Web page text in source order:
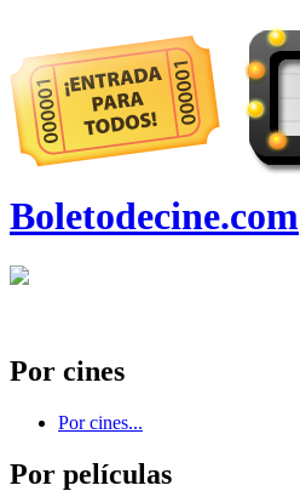
Boletodecine.com
Por cines
Por cines...
Por películas